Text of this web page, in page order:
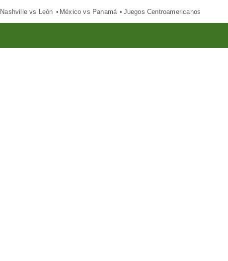
Nashville vs León México vs Panamá Juegos Centroamericanos